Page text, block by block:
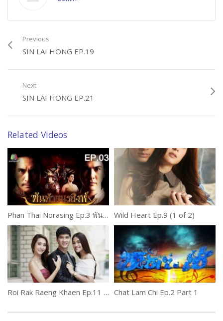
Previous
SIN LAI HONG EP.19
Next
SIN LAI HONG EP.21
Related Videos
Phan Thai Norasing Ep.3 พันท้ายนรสิงห์ Wild Heart Ep.9 (1 of 2)
Roi Rak Raeng Khaen Ep.11 รอยรัก แรงแค้น Chat Lam Chi Ep.2 Part 1